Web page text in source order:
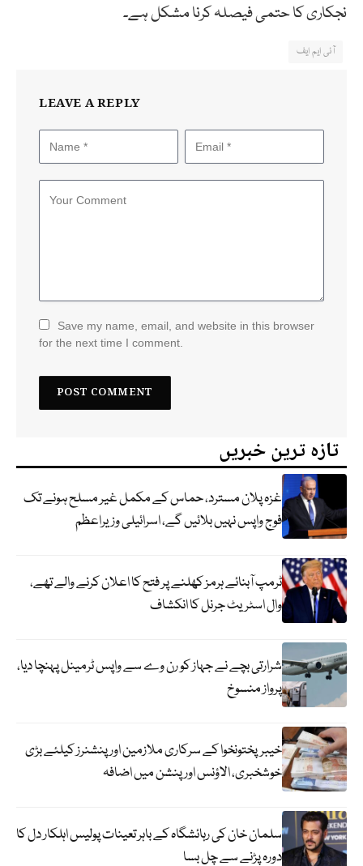
نجکاری کا حتمی فیصلہ کرنا مشکل ہے۔
آئی ایم ایف
LEAVE A REPLY
Save my name, email, and website in this browser
for the next time I comment.
تازہ ترین خبریں
غزہ پلان مسترد، حماس کے مکمل غیر مسلح ہونے تک
فوج واپس نہیں بلائیں گے، اسرائیلی وزیراعظم
ٹرمپ آبنائے ہرمز کھلنے پر فتح کا اعلان کرنے والے تھے،
وال اسٹریٹ جرنل کا انکشاف
شرارتی بچے نے جہاز کو رن وے سے واپس ٹرمینل پہنچا دیا،
پرواز منسوخ
خیبرپختونخوا کے سرکاری ملازمین اور پنشنرز کیلئے بڑی
خوشخبری، الاؤنس اور پنشن میں اضافہ
سلمان خان کی رہائشگاہ کے باہر تعینات پولیس اہلکار دل کا
دورہ پڑنے سے چل بسا